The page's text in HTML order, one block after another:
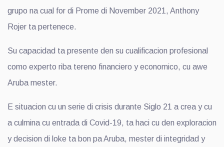
grupo na cual for di Prome di November 2021, Anthony
Rojer ta pertenece.
Su capacidad ta presente den su cualificacion profesional
como experto riba tereno financiero y economico, cu awe
Aruba mester.
E situacion cu un serie di crisis durante Siglo 21 a crea y cu
a culmina cu entrada di Covid-19, ta haci cu den exploracion
y decision di loke ta bon pa Aruba, mester di integridad y